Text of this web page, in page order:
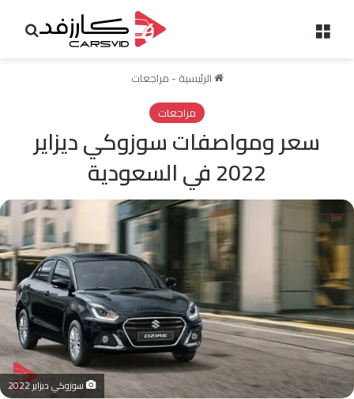
الرئيسية - مراجعات
مراجعات
سعر ومواصفات سوزوكي ديزاير
2022 في السعودية
سوزوكي ديزاير 2022